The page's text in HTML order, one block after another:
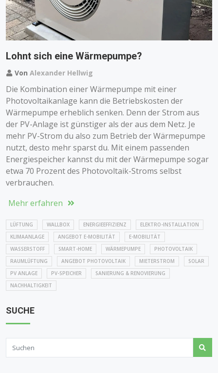
Lohnt sich eine Wärmepumpe?
Von Alexander Hellwig
Die Kombination einer Wärmepumpe mit einer
Photovoltaikanlage kann die Betriebskosten der
Wärmepumpe erheblich senken. Denn der Strom aus
der PV-Anlage ist günstiger als der aus dem Netz. Je
mehr PV-Strom du also zum Betrieb der Wärmepumpe
nutzt, desto mehr sparst du. Mit einem passenden
Energiespeicher kannst du mit der Wärmepumpe sogar
etwa 70 Prozent des Photovoltaik-Stroms selbst
verbrauchen.
Mehr erfahren
LÜFTUNG WALLBOX ENERGIEEFFIZIENZ
ELEKTRO-INSTALLATION
KLIMAANLAGE
ANGEBOT E-MOBILITÄT
E-MOBILITÄT
WASSERSTOFF
SMART-HOME WÄRMEPUMPE
PHOTOVOLTAIK
RAUMLÜFTUNG
ANGEBOT PHOTOVOLTAIK MIETERSTROM
SOLAR
PV ANLAGE
PV-SPEICHER
SANIERUNG & RENOVIERUNG
NACHHALTIGKEIT
SUCHE